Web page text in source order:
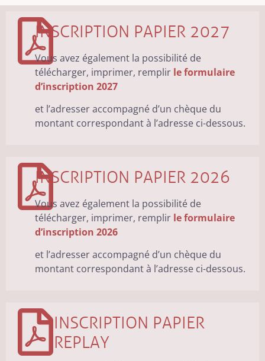
INSCRIPTION PAPIER 2027
Vous avez également la possibilité de
télécharger, imprimer, remplir le formulaire
d’inscription 2027
et l’adresser accompagné d’un chèque du
montant correspondant à l’adresse ci-dessous.
INSCRIPTION PAPIER 2026
Vous avez également la possibilité de
télécharger, imprimer, remplir le formulaire
d’inscription 2026
et l’adresser accompagné d’un chèque du
montant correspondant à l’adresse ci-dessous.
INSCRIPTION PAPIER
REPLAY